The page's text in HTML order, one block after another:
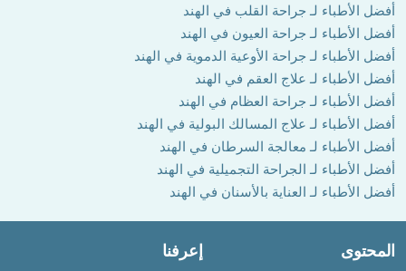
أفضل الأطباء لـ جراحة القلب في الهند
أفضل الأطباء لـ جراحة العيون في الهند
أفضل الأطباء لـ جراحة الأوعية الدموية في الهند
أفضل الأطباء لـ علاج العقم في الهند
أفضل الأطباء لـ جراحة العظام في الهند
أفضل الأطباء لـ علاج المسالك البولية في الهند
أفضل الأطباء لـ معالجة السرطان في الهند
أفضل الأطباء لـ الجراحة التجميلية في الهند
أفضل الأطباء لـ العناية بالأسنان في الهند
المحتوى إعرفنا